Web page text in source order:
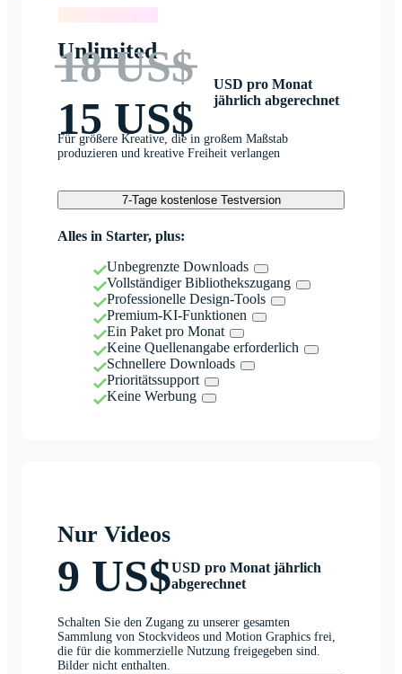
Unlimited
18 US$
15 US$
USD pro Monat
jährlich abgerechnet
Für größere Kreative, die in großem Maßstab
produzieren und kreative Freiheit verlangen
7-Tage kostenlose Testversion
Alles in Starter, plus:
Unbegrenzte Downloads
Vollständiger Bibliothekszugang
Professionelle Design-Tools
Premium-KI-Funktionen
Ein Paket pro Monat
Keine Quellenangabe erforderlich
Schnellere Downloads
Prioritätssupport
Keine Werbung
Nur Videos
9 US$USD pro Monat jährlich
abgerechnet
Schalten Sie den Zugang zu unserer gesamten
Sammlung von Stockvideos und Motion Graphics frei,
die für die kommerzielle Nutzung freigegeben sind.
Bilder nicht enthalten.